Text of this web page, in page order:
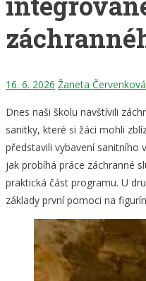
16. 6. 2026 Žaneta Červenková
Dnes naši školu navštívili
sanitky, které si žáci mohli
představili vybavení sanitního
jak probíhá práce záchranné
praktická část programu. U
základy první pomoci na